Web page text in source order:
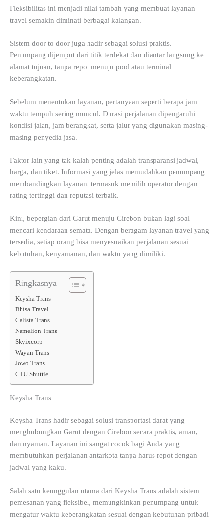
Fleksibilitas ini menjadi nilai tambah yang membuat layanan
travel semakin diminati berbagai kalangan.
Sistem door to door juga hadir sebagai solusi praktis.
Penumpang dijemput dari titik terdekat dan diantar langsung ke
alamat tujuan, tanpa repot menuju pool atau terminal
keberangkatan.
Sebelum menentukan layanan, pertanyaan seperti berapa jam
waktu tempuh sering muncul. Durasi perjalanan dipengaruhi
kondisi jalan, jam berangkat, serta jalur yang digunakan masing-
masing penyedia jasa.
Faktor lain yang tak kalah penting adalah transparansi jadwal,
harga, dan tiket. Informasi yang jelas memudahkan penumpang
membandingkan layanan, termasuk memilih operator dengan
rating tertinggi dan reputasi terbaik.
Kini, bepergian dari Garut menuju Cirebon bukan lagi soal
mencari kendaraan semata. Dengan beragam layanan travel yang
tersedia, setiap orang bisa menyesuaikan perjalanan sesuai
kebutuhan, kenyamanan, dan waktu yang dimiliki.
Ringkasnya
Keysha Trans
Bhisa Travel
Calista Trans
Namelion Trans
Skyixcorp
Wayan Trans
Jowo Trans
CTU Shuttle
Keysha Trans
Keysha Trans hadir sebagai solusi transportasi darat yang
menghubungkan Garut dengan Cirebon secara praktis, aman,
dan nyaman. Layanan ini sangat cocok bagi Anda yang
membutuhkan perjalanan antarkota tanpa harus repot dengan
jadwal yang kaku.
Salah satu keunggulan utama dari Keysha Trans adalah sistem
pemesanan yang fleksibel, memungkinkan penumpang untuk
mengatur waktu keberangkatan sesuai dengan kebutuhan pribadi